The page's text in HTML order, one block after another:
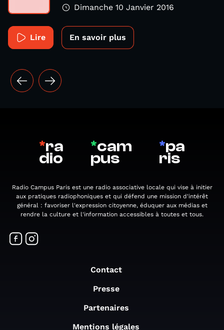
Dimanche 10 Janvier 2016
Lire En savoir plus
*ra
dio
*cam
pus
*pa
ris
Radio Campus Paris est une radio associative locale qui vise à initier
aux pratiques radiophoniques et qui défend une mission d'intérêt
général : favoriser l'expression citoyenne, éduquer aux médias et
rendre la culture et l'information accessibles à toutes et tous.
Contact
Presse
Partenaires
Mentions légales